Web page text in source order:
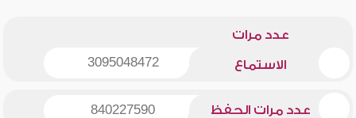
عدد مرات
الاستماع 3095048472
عدد مرات الحفظ 840227590